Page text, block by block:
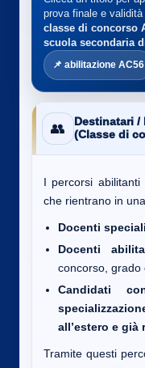
prova finale e
classe di concorso
scuola secondaria
📌 abilitazione AC56
👥
Destinatari /
(Classe di
I percorsi
che rientrano in
Docenti
Docenti
concorso, grado
Candidati
all’estero e
Tramite questi